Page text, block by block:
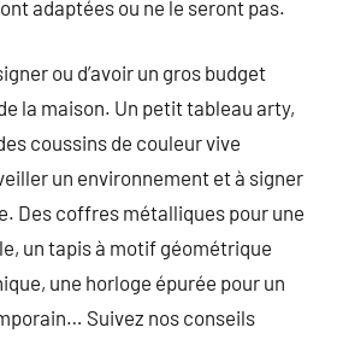
adaptées ou ne le seront pas.
ou d’avoir un gros budget
la maison. Un petit tableau arty,
coussins de couleur vive
un environnement et à signer
Des coffres métalliques pour une
un tapis à motif géométrique
une horloge épurée pour un
Suivez nos conseils